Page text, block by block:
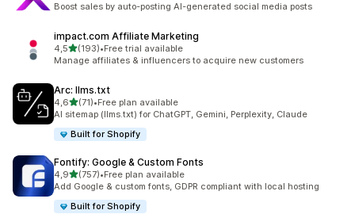
Boost sales by auto-posting AI-generated social media posts
impact.com Affiliate Marketing
4,55 yıldız üzerinden
(193)
toplam 193 değerlendirme
•Free trial available
Manage affiliates & influencers to acquire new customers
Arc: llms.txt
4,65 yıldız üzerinden
(71)
toplam 71 değerlendirme
•Free plan available
AI sitemap (llms.txt) for ChatGPT, Gemini, Perplexity, Claude
Built for Shopify
Fontify: Google & Custom Fonts
4,95 yıldız üzerinden
(757)
toplam 757 değerlendirme
•Free plan available
Add Google & custom fonts, GDPR compliant with local hosting
Built for Shopify